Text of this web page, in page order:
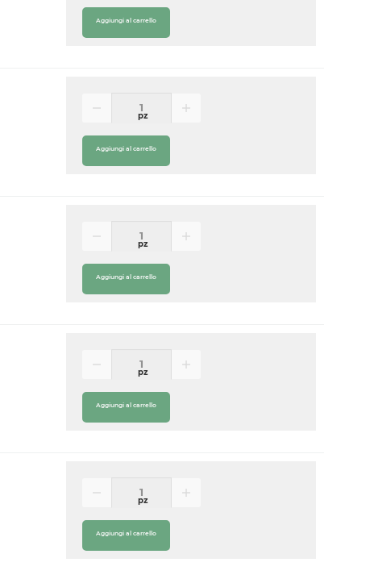
Aggiungi al carrello
pz
Aggiungi al carrello
pz
Aggiungi al carrello
pz
Aggiungi al carrello
pz
Aggiungi al carrello